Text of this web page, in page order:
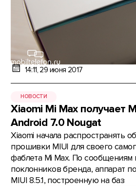
14:11, 29 июня 2017
НОВОСТИ
Xiaomi Mi Max получает
Android 7.0 Nougat
Xiaomi начала распространять
прошивки MIUI для своего
фаблета Mi Max. По сообщениям
поклонников бренда, аппарат
MIUI 8.5.1, построенную на баз